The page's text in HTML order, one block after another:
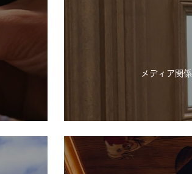
メディア関